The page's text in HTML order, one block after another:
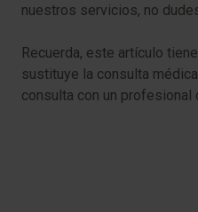
nuestros servicios, no
Recuerda, este artículo
sustituye la consulta
consulta con un profesional